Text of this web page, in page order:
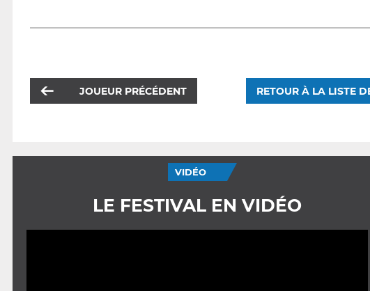
JOUEUR PRÉCÉDENT RETOUR À LA LISTE
VIDÉO
LE FESTIVAL EN VIDÉO